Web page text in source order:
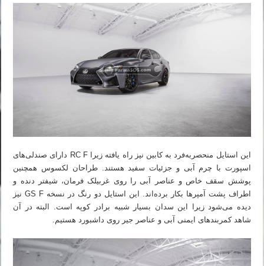
این استایل منحصربه‌فرد به کابین نیز راه یافته زیرا RC F دارای صندلی‌های
اسپورت با چرم آبی و جزئیات سفید هستند. طراحان لکسوس همچنین
پوشش سقف خاص و عناصر آبی را روی غربیلک فرمان، شیفتر دنده و
اطراف پشت آمپرها بکار برده‌اند. این استایل دو رنگ در نسخه GS F نیز
دیده می‌شود زیرا این سدان بسیار شبیه برادر کوپه است. البته در آن
شاهد کمربندهای ایمنی آبی و عناصر جیر روی داشبورد هستیم.